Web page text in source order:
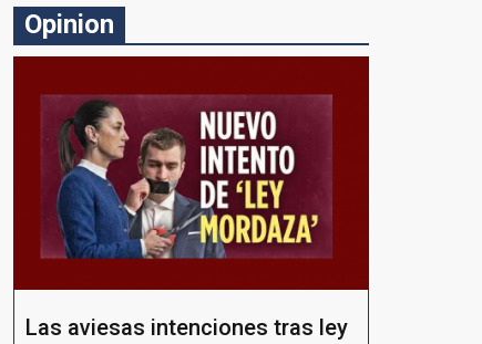
Opinion
Las aviesas intenciones tras ley